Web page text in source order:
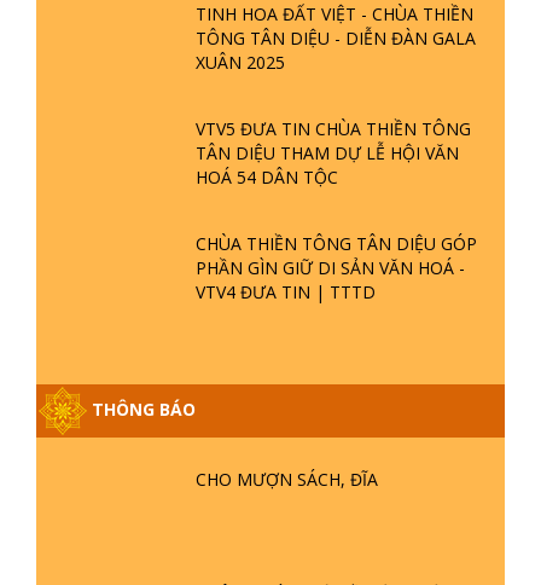
TINH HOA ĐẤT VIỆT - CHÙA THIỀN
TÔNG TÂN DIỆU - DIỄN ĐÀN GALA
XUÂN 2025
VTV5 ĐƯA TIN CHÙA THIỀN TÔNG
TÂN DIỆU THAM DỰ LỄ HỘI VĂN
HOÁ 54 DÂN TỘC
CHÙA THIỀN TÔNG TÂN DIỆU GÓP
PHẦN GÌN GIỮ DI SẢN VĂN HOÁ -
VTV4 ĐƯA TIN | TTTD
THÔNG BÁO
CHO MƯỢN SÁCH, ĐĨA
GIẢI ĐÁP ĐẶC BIỆT P25 - SUỐT 49
NĂM PHẬT KHÔNG NÓI? HỘI LONG
HOA LÀ HỘI GÌ? TỬ VÌ ĐẠO
ĐƯỢC HÌNH THÀNH NHƯ THẾ NÀO?